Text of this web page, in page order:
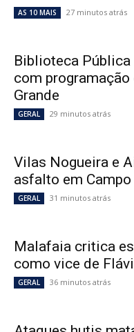
AS 10 MAIS 27 minutos atrás
Biblioteca
com
Grande
GERAL 29 minutos atrás
Vilas Nogueira e
asfalto em Campo
GERAL 31 minutos atrás
Malafaia critica
como vice de
GERAL 36 minutos atrás